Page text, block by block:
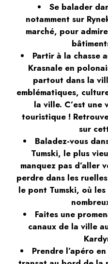
Se balader
notamment sur
marché, pour
Partir à la chasse
Krasnale en
partout dans la
emblématiques,
la ville. C’est
touristique !
sur
Baladez-vous
Tumski, le plus
manquez pas d’aller
perdre dans les
le pont Tumski, où
Faites une
canaux de la ville
Prendre l’apéro